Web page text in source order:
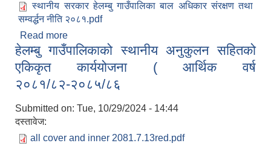
स्थानीय सरकार हेलम्बु गाउँपालिका बाल अधिकार संरक्षण तथा
सम्वर्द्धन नीति २०८१.pdf
Read more
संरक्षण तथा सम्वर्द्धन नीति २०८१
हेलम्बु गाउँपालिकाको स्थानीय अनुकुलन सहितको
एकिकृत कार्ययोजना ( आर्थिक वर्ष
२०८१/८२-२०८५/८६
Submitted on: Tue, 10/29/2024 - 14:44
दस्तावेज:
all cover and inner 2081.7.13red.pdf